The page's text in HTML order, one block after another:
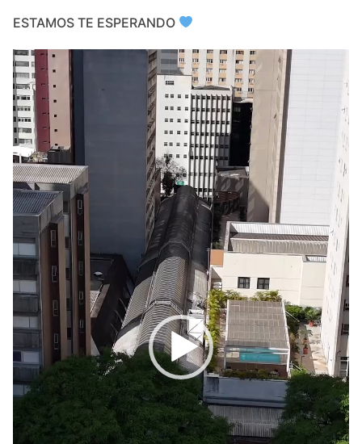
ESTAMOS TE ESPERANDO
Video
Player